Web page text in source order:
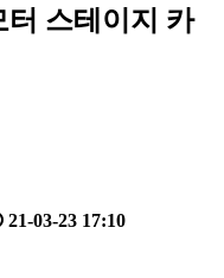
터 스테이지 카
21-03-23 17:10